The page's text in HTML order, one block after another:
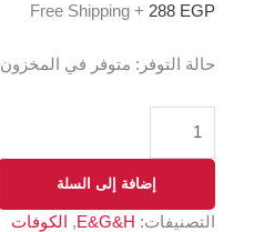
288 EGP
+ Free Shipping
حالة التوفر: متوفر في المخزون
إضافة إلى السلة
التصنيفات: E&G&H
,
الكوفات